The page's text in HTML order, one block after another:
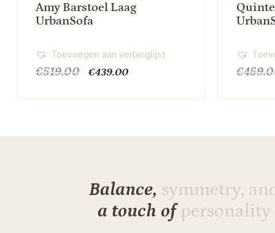
Amy Barstoel Laag
UrbanSofa
€519.00
Oorspronkelijke
€439.00Huidige
Toevoegen aan verlanglijst
€
Balance, symmetry,
a touch ofpersonality